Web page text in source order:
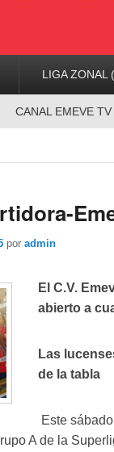
LIGA ZONAL
CANAL EMEVE TV
por admin
El C.V.
abierto a
Las
de la tabla
Este
A de la